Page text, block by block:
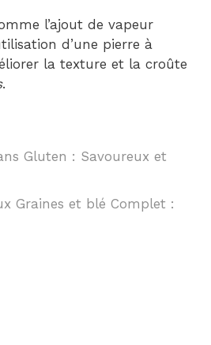
l’ajout de vapeur
d’une pierre à
la texture et la croûte
.
Gluten : Savoureux et
Graines et blé Complet :